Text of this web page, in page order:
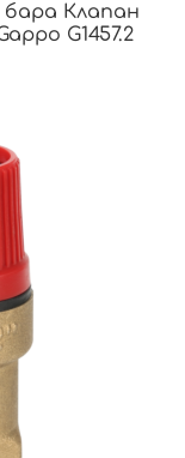
бара Клапан
G1457.2